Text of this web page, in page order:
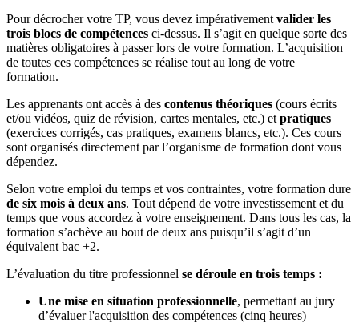
Pour décrocher votre TP, vous devez impérativement valider les
trois blocs de compétences ci-dessus. Il s’agit en quelque sorte des
matières obligatoires à passer lors de votre formation. L’acquisition
de toutes ces compétences se réalise tout au long de votre
formation.
Les apprenants ont accès à des contenus théoriques (cours écrits
et/ou vidéos, quiz de révision, cartes mentales, etc.) et pratiques
(exercices corrigés, cas pratiques, examens blancs, etc.). Ces cours
sont organisés directement par l’organisme de formation dont vous
dépendez.
Selon votre emploi du temps et vos contraintes, votre formation dure
de six mois à deux ans. Tout dépend de votre investissement et du
temps que vous accordez à votre enseignement. Dans tous les cas, la
formation s’achève au bout de deux ans puisqu’il s’agit d’un
équivalent bac +2.
L’évaluation du titre professionnel se déroule en trois temps :
Une mise en situation professionnelle, permettant au jury
d’évaluer l'acquisition des compétences (cinq heures)